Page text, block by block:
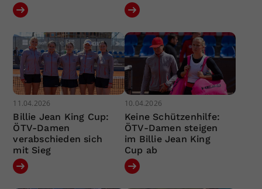
11.04.2026
Billie Jean King Cup:
ÖTV-Damen
verabschieden sich
mit Sieg
10.04.2026
Keine Schützenhilfe:
ÖTV-Damen steigen
im Billie Jean King
Cup ab